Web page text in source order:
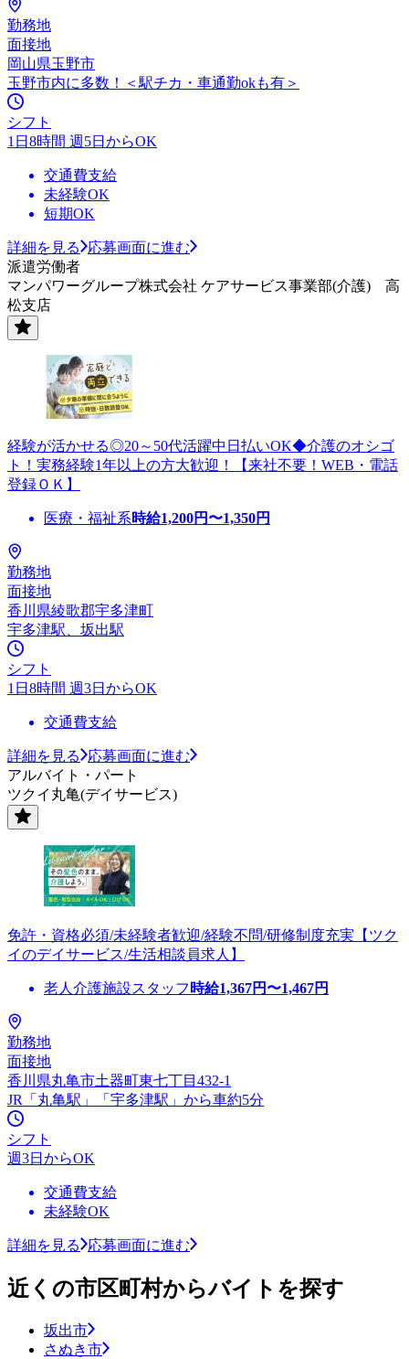
勤務地
面接地
岡山県玉野市
玉野市内に多数！＜駅チカ・車通勤okも有＞
シフト
1日8時間 週5日からOK
交通費支給
未経験OK
短期OK
詳細を見る
応募画面に進む
派遣労働者
マンパワーグループ株式会社 ケアサービス事業部(介護) 高
松支店
経験が活かせる◎20～50代活躍中日払いOK◆介護のオシゴ
ト！実務経験1年以上の方大歓迎！【来社不要！WEB・電話
登録ＯＫ】
医療・福祉系時給1,200円〜1,350円
勤務地
面接地
香川県綾歌郡宇多津町
宇多津駅、坂出駅
シフト
1日8時間 週3日からOK
交通費支給
詳細を見る
応募画面に進む
アルバイト・パート
ツクイ丸亀(デイサービス)
免許・資格必須/未経験者歓迎/経験不問/研修制度充実【ツク
イのデイサービス/生活相談員求人】
老人介護施設スタッフ 時給1,367円〜1,467円
勤務地
面接地
香川県丸亀市土器町東七丁目432-1
JR「丸亀駅」「宇多津駅」から車約5分
シフト
週3日からOK
交通費支給
未経験OK
詳細を見る 応募画面に進む
近くの市区町村からバイトを探す
坂出市
さぬき市